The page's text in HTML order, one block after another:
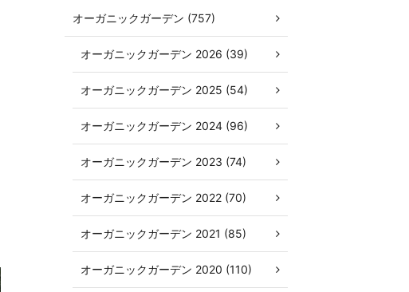
オーガニックガーデン (757)
オーガニックガーデン 2026 (39)
オーガニックガーデン 2025 (54)
オーガニックガーデン 2024 (96)
オーガニックガーデン 2023 (74)
オーガニックガーデン 2022 (70)
オーガニックガーデン 2021 (85)
オーガニックガーデン 2020 (110)